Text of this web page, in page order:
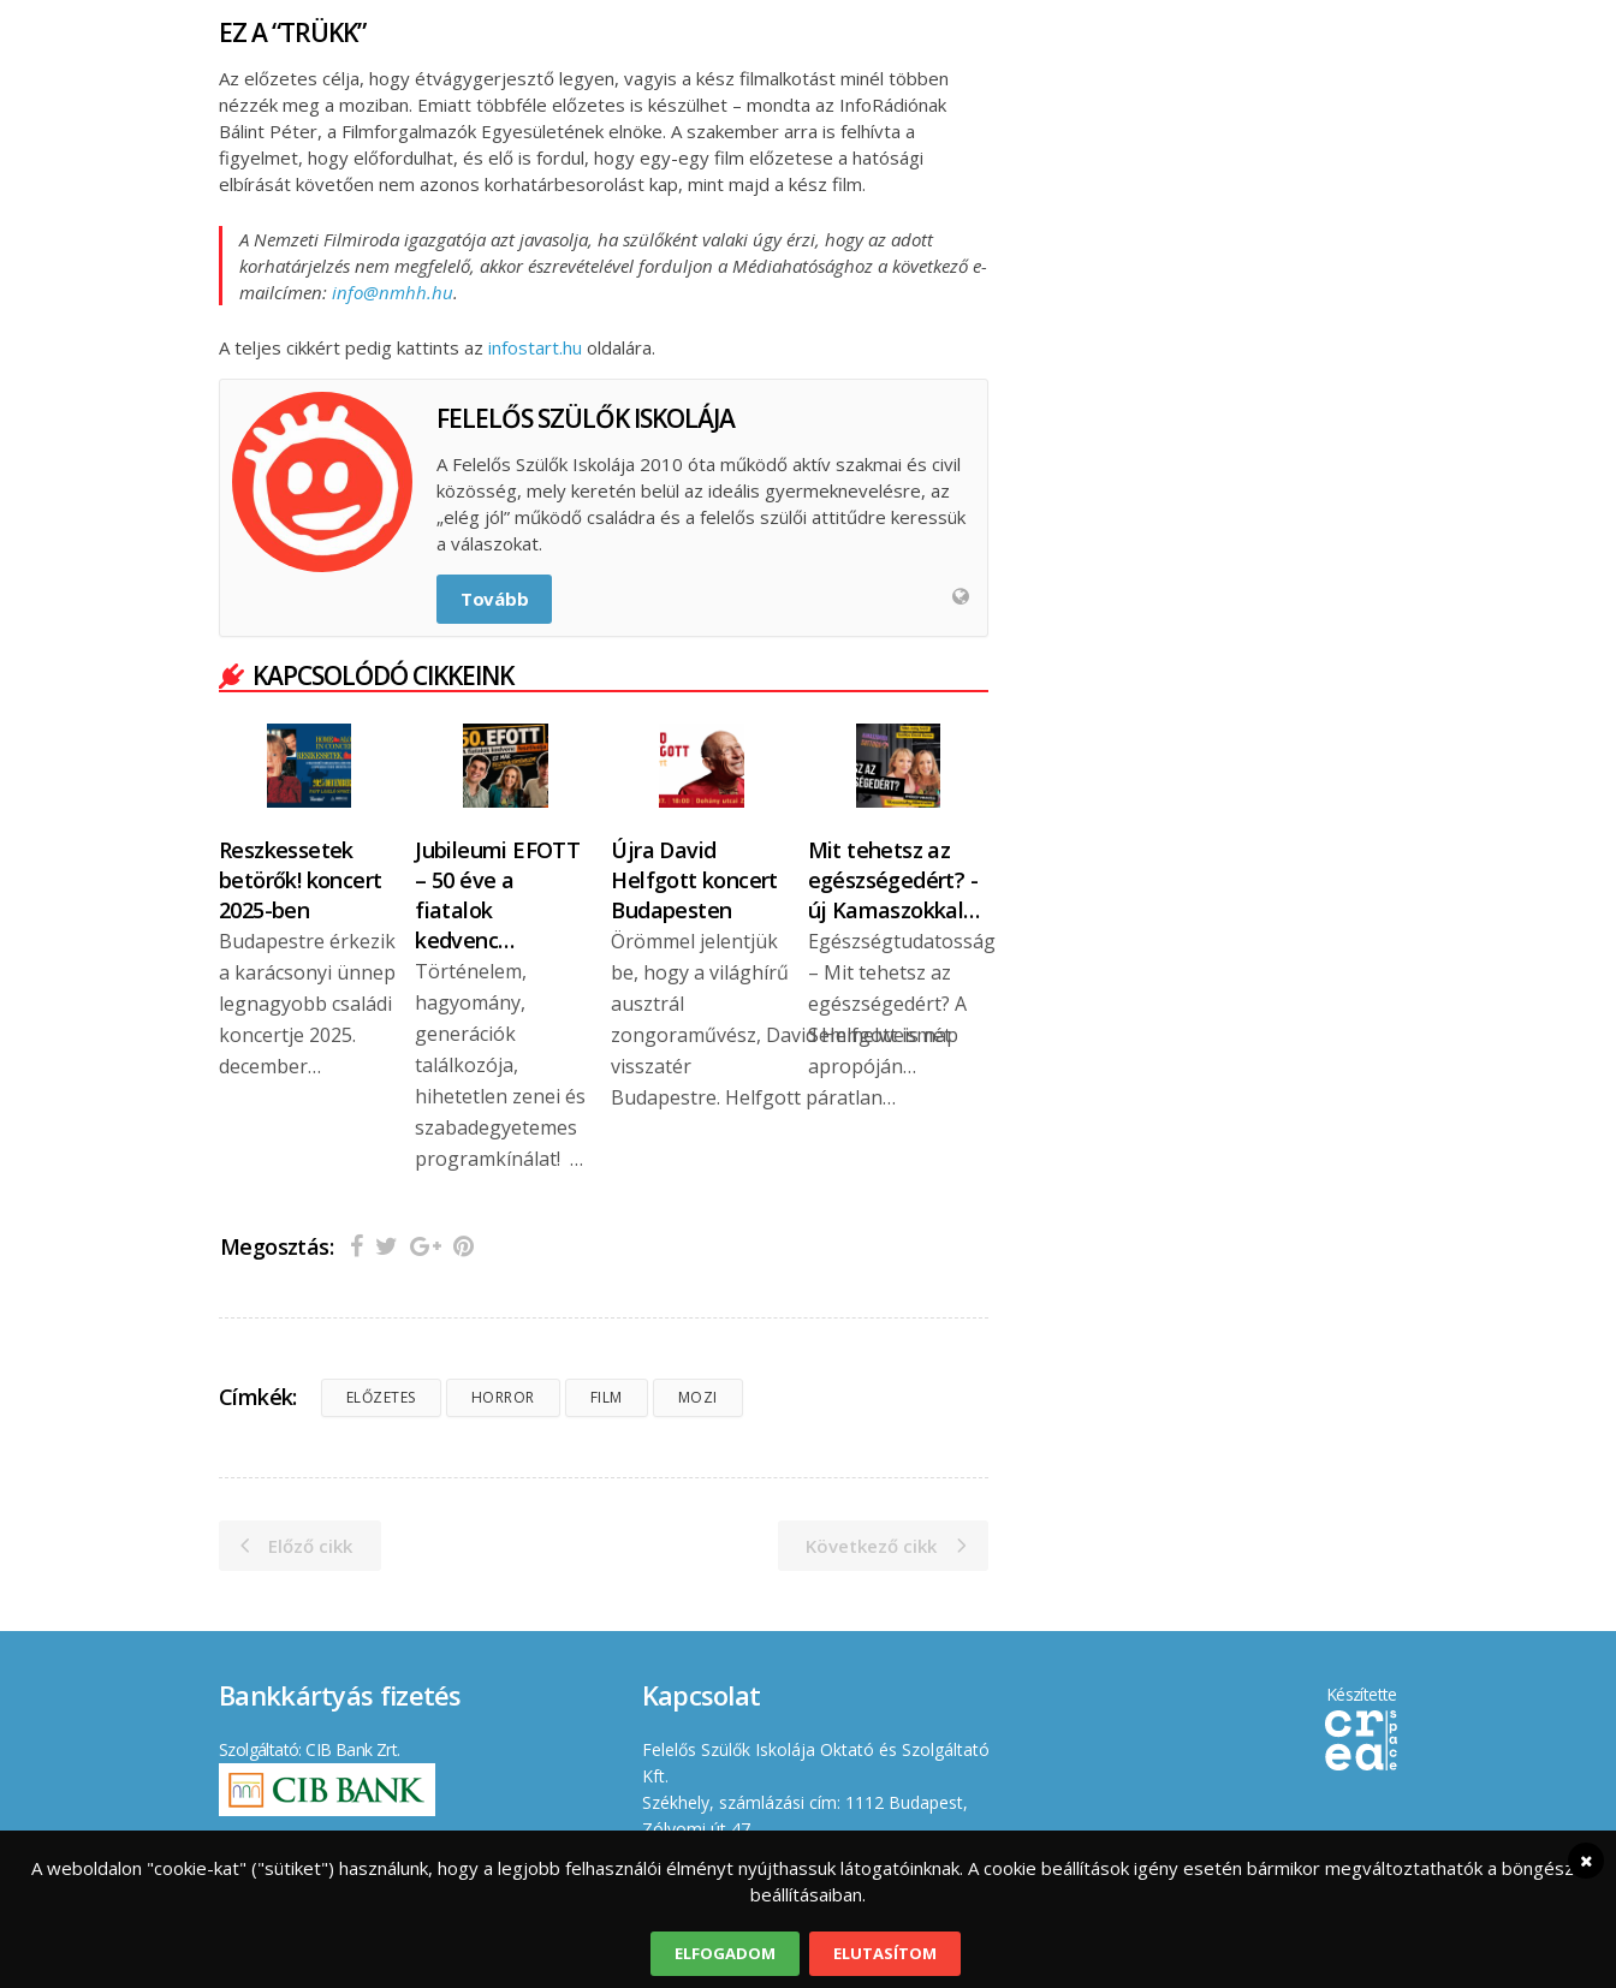
EZ A “TRÜKK”
Az előzetes célja, hogy étvágygerjesztő legyen, vagyis a kész filmalkotást minél többen
nézzék meg a moziban. Emiatt többféle előzetes is készülhet – mondta az InfoRádiónak
Bálint Péter, a Filmforgalmazók Egyesületének elnöke. A szakember arra is felhívta a
figyelmet, hogy előfordulhat, és elő is fordul, hogy egy-egy film előzetese a hatósági
elbírását követően nem azonos korhatárbesorolást kap, mint majd a kész film.
A Nemzeti Filmiroda igazgatója azt javasolja, ha szülőként valaki úgy érzi, hogy az adott
korhatárjelzés nem megfelelő, akkor észrevételével forduljon a Médiahatósághoz a következő e-
mailcímen: info@nmhh.hu.
A teljes cikkért pedig kattints az infostart.hu oldalára.
FELELŐS SZÜLŐK ISKOLÁJA
A Felelős Szülők Iskolája 2010 óta működő aktív szakmai és civil
közösség, mely keretén belül az ideális gyermeknevelésre, az
„elég jól” működő családra és a felelős szülői attitűdre keressük
a válaszokat.
Tovább
KAPCSOLÓDÓ CIKKEINK
Reszkessetek
betörők! koncert
2025-ben
Budapestre érkezik
a karácsonyi ünnep
legnagyobb családi
koncertje 2025.
december…
Jubileumi EFOTT
– 50 éve a
fiatalok
kedvenc…
Történelem,
hagyomány,
generációk
találkozója,
hihetetlen zenei és
szabadegyetemes
programkínálat! …
Újra David
Helfgott koncert
Budapesten
Örömmel jelentjük
be, hogy a világhírű
ausztrál
zongoraművész, David Helfgott ismét
visszatér
Budapestre. Helfgott páratlan…
Mit tehetsz az
egészségedért? -
új Kamaszokkal…
Egészségtudatosság
– Mit tehetsz az
egészségedért? A
Semmelweis nap
apropóján…
Megosztás:
Címkék: ELŐZETES HORROR FILM MOZI
Előző cikk Következő cikk
Bankkártyás fizetés
Szolgáltató: CIB Bank Zrt.
Kapcsolat
Felelős Szülők Iskolája Oktató és Szolgáltató
Kft.
Székhely, számlázási cím: 1112 Budapest,
Zólyomi út 47.
Cégjegyzékszám: 01 09 966630
Adószám: 23461176-2-43
info@felelosszulokiskolaja.hu
+36 20 358 66 12
Készítette
A weboldalon "cookie-kat" ("sütiket") használunk, hogy a legjobb felhasználói élményt nyújthassuk látogatóinknak. A cookie beállítások igény esetén bármikor megváltoztathatók a böngésző
beállításaiban.
ELFOGADOM ELUTASÍTOM